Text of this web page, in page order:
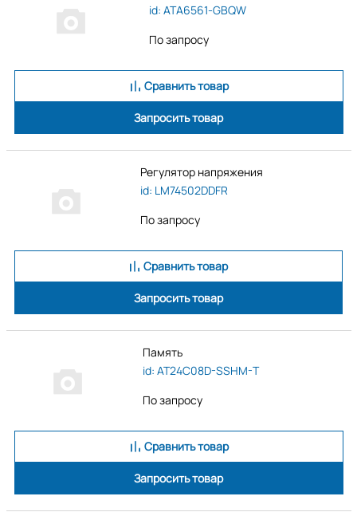
id: ATA6561-GBQW
По запросу
Сравнить товар
Запросить товар
Регулятор напряжения
id: LM74502DDFR
По запросу
Сравнить товар
Запросить товар
Память
id: AT24C08D-SSHM-T
По запросу
Сравнить товар
Запросить товар